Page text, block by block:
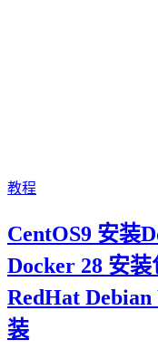
教程
CentOS9 安装
Docker 28 安
RedHat
装